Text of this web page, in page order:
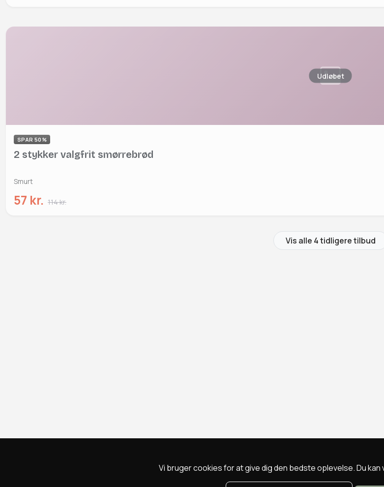
Vi bruger cookies for at give dig den bedste oplevelse. Du
Udløbet
SPAR 50%
2 stykker valgfrit smørrebrød
Smurt
57 kr. 114 kr.
Vis alle 4 tidligere tilbud